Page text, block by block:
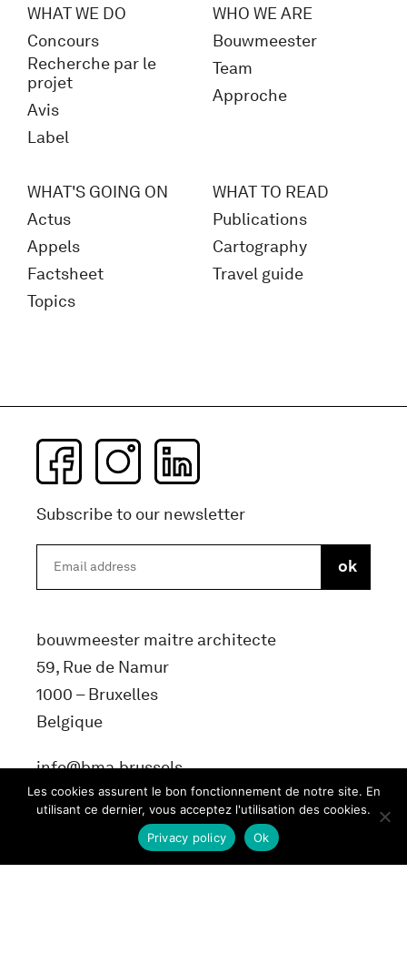
WHAT WE DO
Concours
Recherche par le
projet
Avis
Label
WHO WE ARE
Bouwmeester
Team
Approche
WHAT'S GOING ON
Actus
Appels
Factsheet
Topics
WHAT TO READ
Publications
Cartography
Travel guide
Subscribe to our newsletter
bouwmeester maitre architecte
59, Rue de Namur
1000 – Bruxelles
Belgique
info@bma.brussels
Les cookies assurent le bon fonctionnement de notre site. En
utilisant ce dernier, vous acceptez l'utilisation des cookies.
Ok
Privacy policy